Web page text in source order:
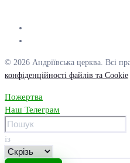
© 2026 Андріївська церква. Всі
конфіденційності файлів та Cookie
Пожертва
Наш Телеграм
із